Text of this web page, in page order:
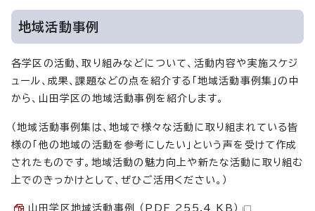
地域活動事例
各学区の活動、取り組みなどについて、活動内容や実施スケジ
ュール、成果、課題などの点を紹介する「地域活動事例集」の中
から、山田学区の地域活動事例を紹介します。
（地域活動事例集は、地域で様々な活動に取り組まれている皆
様の「他の地域の活動を参考にしたい」という声を受けて作成
されたものです。地域活動の魅力向上や新たな活動に取り組む
上でのきっかけとして、ぜひご活用ください。）
山田学区地域活動事例 （PDF 255.4 KB）